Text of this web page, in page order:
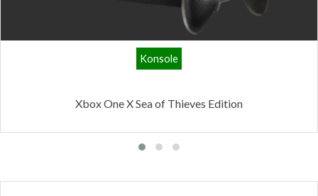
Konsole
Xbox One X Sea of Thieves Edition